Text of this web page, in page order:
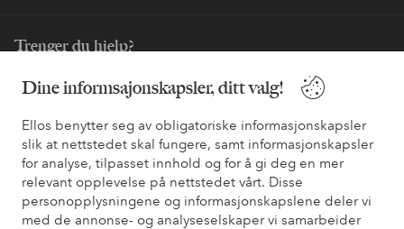
Dine informsajonskapsler, ditt valg!
Ellos benytter seg av obligatoriske informasjonskapsler
slik at nettstedet skal fungere, samt informasjonskapsler
for analyse, tilpasset innhold og for å gi deg en mer
relevant opplevelse på nettstedet vårt. Disse
personopplysningene og informasjonskapslene deler vi
med de annonse- og analyseselskaper vi samarbeider
Trenger du hjelp?
Du finner svar på de vanligste spørsmålene i vår FAQ. Du finner
også informasjon om hvordan du kan kontakte oss.
Kundeservice Bestilling Betalingsmåte
Mine sider